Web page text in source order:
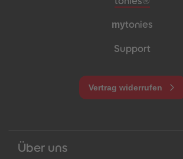
mytonies
Support
Vertrag widerrufen
Über uns